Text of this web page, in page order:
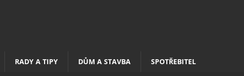
RADY A TIPY DŮM A STAVBA SPOTŘEBITEL